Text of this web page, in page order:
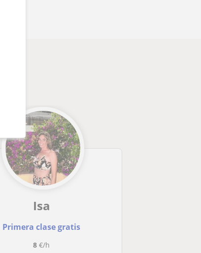
Isa
Primera clase gratis
8 €/h